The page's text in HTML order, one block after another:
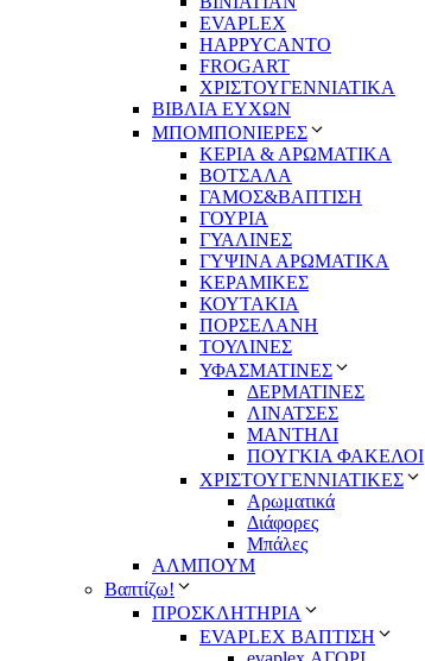
EVAPLEX
HAPPYCANTO
FROGART
ΧΡΙΣΤΟΥΓΕΝΝΙΑΤΙΚΑ
ΒΙΒΛΙΑ ΕΥΧΩΝ
ΜΠΟΜΠΟΝΙΕΡΕΣ
ΚΕΡΙΑ & ΑΡΩΜΑΤΙΚΑ
ΒΟΤΣΑΛΑ
ΓΑΜΟΣ&ΒΑΠΤΙΣΗ
ΓΟΥΡΙΑ
ΓΥΑΛΙΝΕΣ
ΓΥΨΙΝΑ ΑΡΩΜΑΤΙΚΑ
ΚΕΡΑΜΙΚΕΣ
ΚΟΥΤΑΚΙΑ
ΠΟΡΣΕΛΑΝΗ
ΤΟΥΛΙΝΕΣ
ΥΦΑΣΜΑΤΙΝΕΣ
ΔΕΡΜΑΤΙΝΕΣ
ΛΙΝΑΤΣΕΣ
ΜΑΝΤΗΛΙ
ΠΟΥΓΚΙΑ ΦΑΚΕΛΟΙ
ΧΡΙΣΤΟΥΓΕΝΝΙΑΤΙΚΕΣ
Αρωματικά
Διάφορες
Μπάλες
ΑΛΜΠΟΥΜ
Βαπτίζω!
ΠΡΟΣΚΛΗΤΗΡΙΑ
EVAPLEX ΒΑΠΤΙΣΗ